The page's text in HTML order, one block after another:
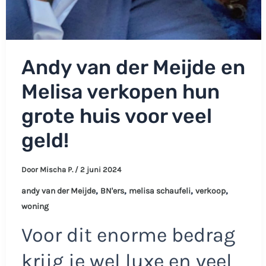
Andy van der Meijde en
Melisa verkopen hun
grote huis voor veel
geld!
Door Mischa P. / 2 juni 2024
andy van der Meijde, BN'ers, melisa schaufeli, verkoop,
woning
Voor dit enorme bedrag
krijg je wel luxe en veel